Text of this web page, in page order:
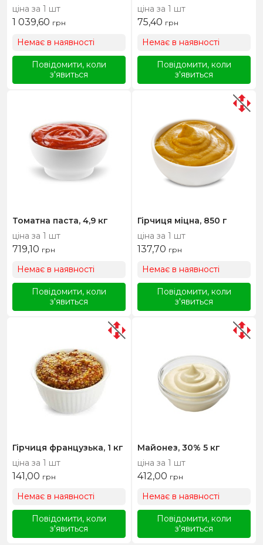
ціна за 1 шт
1 039,60 грн
Немає в наявності
Повідомити, коли
з'явиться
ціна за 1 шт
75,40 грн
Немає в наявності
Повідомити, коли
з'явиться
Томатна паста, 4,9 кг
ціна за 1 шт
719,10 грн
Немає в наявності
Повідомити, коли
з'явиться
Гірчиця міцна, 850 г
ціна за 1 шт
137,70 грн
Немає в наявності
Повідомити, коли
з'явиться
Гірчиця французька, 1 кг
ціна за 1 шт
141,00 грн
Немає в наявності
Повідомити, коли
з'явиться
Майонез, 30% 5 кг
ціна за 1 шт
412,00 грн
Немає в наявності
Повідомити, коли
з'явиться